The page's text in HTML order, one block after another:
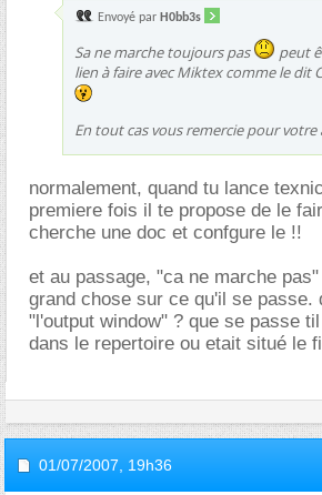
Envoyé par H0bb3s
Sa ne marche toujours pas
peut
lien à faire avec Miktex comme le dit
En tout cas vous remercie pour votre
normalement, quand tu lance
premiere fois il te propose de le
cherche une doc et confgure le !!
et au passage, "ca ne marche
grand chose sur ce qu'il se passe.
"l'output window" ? que se passe
dans le repertoire ou etait situé le
01/07/2007, 19h36